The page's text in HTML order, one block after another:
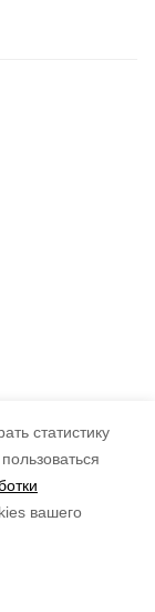
статистику
вашего